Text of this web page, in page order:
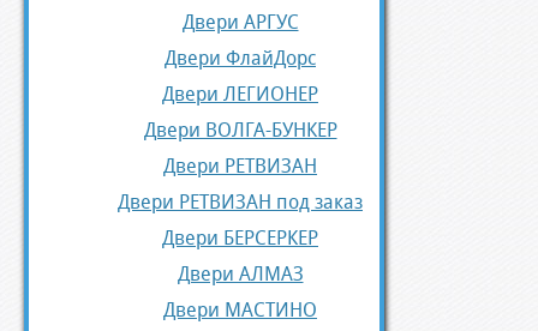
Двери АРГУС
Двери ФлайДорс
Двери ЛЕГИОНЕР
Двери ВОЛГА-БУНКЕР
Двери РЕТВИЗАН
Двери РЕТВИЗАН под заказ
Двери БЕРСЕРКЕР
Двери АЛМАЗ
Двери МАСТИНО